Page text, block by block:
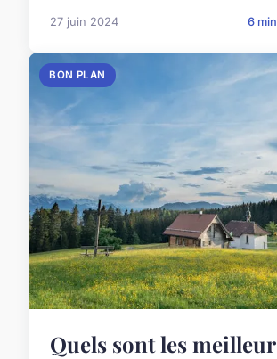
27 juin 2024 6
BON PLAN
Quels sont les